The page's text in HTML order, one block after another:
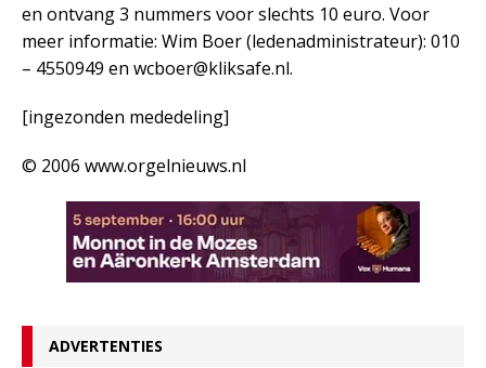
en ontvang 3 nummers voor slechts 10 euro. Voor
meer informatie: Wim Boer (ledenadministrateur): 010
– 4550949 en wcboer@kliksafe.nl.
[ingezonden mededeling]
© 2006 www.orgelnieuws.nl
ADVERTENTIES